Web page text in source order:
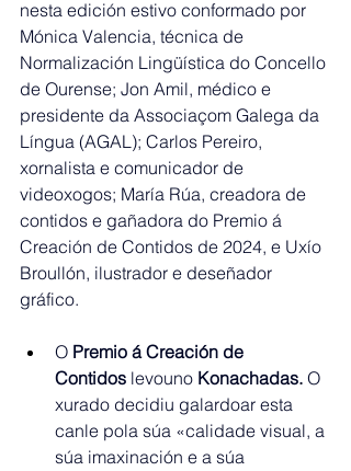
nesta edición estivo conformado por
Mónica Valencia, técnica de
Normalización Lingüística do Concello
de Ourense; Jon Amil, médico e
presidente da Associaçom Galega da
Língua (AGAL); Carlos Pereiro,
xornalista e comunicador de
videoxogos; María Rúa, creadora de
contidos e gañadora do Premio á
Creación de Contidos de 2024, e Uxío
Broullón, ilustrador e deseñador
gráfico.
O Premio á Creación de
Contidos levouno Konachadas. O
xurado decidiu galardoar esta
canle pola súa «calidade visual, a
súa imaxinación e a súa